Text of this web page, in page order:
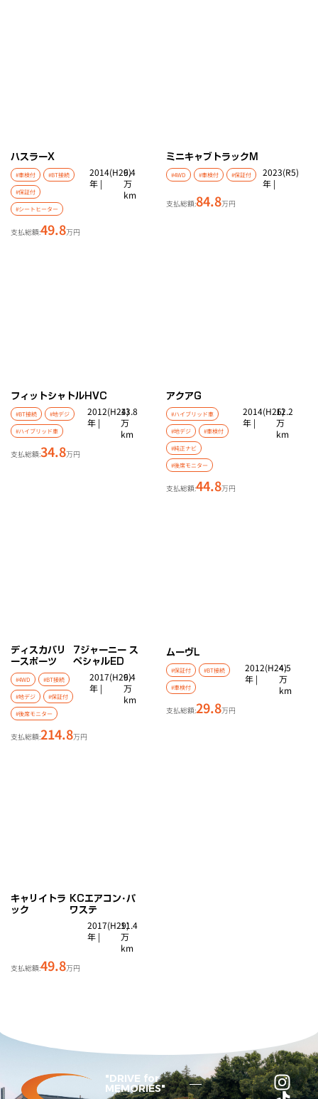
ハスラーX
#車検付 #BT接続
#保証付
#シートヒーター
2014(H26)
年 |
9.4
万
km
支払総額:49.8万円
ミニキャブトラック M
#4WD #車検付 #保証付
2023(R5)
年 |
支払総額:84.8万円
フィットシャトルHVC
#BT接続 #地デジ
#ハイブリッド車
2012(H24)
年 |
13.8
万
km
支払総額:34.8万円
アクアG
#ハイブリッド車
#地デジ #車検付
#純正ナビ
#後席モニター
2014(H26)
年 |
12.2
万
km
支払総額:44.8万円
ディスカバリ
ースポーツ
7ジャーニー ス
ペシャルED
#4WD #BT接続
#地デジ #保証付
#後席モニター
2017(H29)
年 |
6.4
万
km
支払総額:214.8万円
ムーヴL
#保証付 #BT接続
#車検付
2012(H24)
年 |
4.5
万
km
支払総額:29.8万円
キャリイトラ
ック
KCエアコン･パ
ワステ
2017(H29)
年 |
11.4
万
km
支払総額:49.8万円
"DRIVE for
MEMORIES"